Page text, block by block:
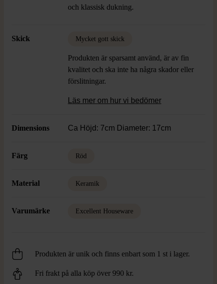
och klassisk dukning.
Skick Mycket gott skick
Produkten är sparsamt använd, är av fin
kvalitet och ska inte ha några skador eller
förslitningar.
Läs mer om hur vi bedömer
Dimensions Ca Höjd: 7cm Diameter: 17cm
Färg Röd
Material Keramik
Varumärke Excellent Houseware
Produkten är unik och finns enbart som 1 st i lager.
Fri frakt på alla köp över 990 kr.